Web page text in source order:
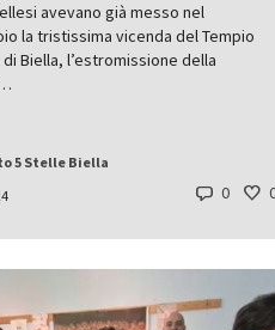
avevano già messo nel
la tristissima vicenda del Tempio
Biella, l’estromissione della
5 Stelle Biella
0